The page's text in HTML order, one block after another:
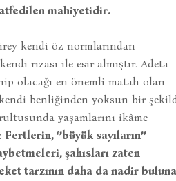
mahiyetidir.
kendi öz normlarından
rızası ile esir almıştır. Adeta
olacağı en önemli matah olan
benliğinden yoksun bir
yaşamlarını ikâme
Fertlerin, ‘’büyük sayıların’’
şahısları zaten
tarzının daha da nadir